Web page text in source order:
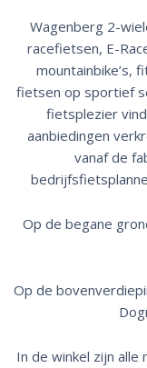
Wagenberg 2-
racefietsen, E-
mountainbike’s,
fietsen op sportief
fietsplezier
aanbiedingen
vanaf de
Op de begane
Op de
In de winkel zijn